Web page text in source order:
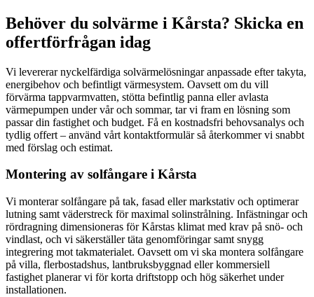
Behöver du solvärme i Kårsta? Skicka en
offertförfrågan idag
Vi levererar nyckelfärdiga solvärmelösningar anpassade efter takyta,
energibehov och befintligt värmesystem. Oavsett om du vill
förvärma tappvarmvatten, stötta befintlig panna eller avlasta
värmepumpen under vår och sommar, tar vi fram en lösning som
passar din fastighet och budget. Få en kostnadsfri behovsanalys och
tydlig offert – använd vårt kontaktformulär så återkommer vi snabbt
med förslag och estimat.
Montering av solfångare i Kårsta
Vi monterar solfångare på tak, fasad eller markstativ och optimerar
lutning samt väderstreck för maximal solinstrålning. Infästningar och
rördragning dimensioneras för Kårstas klimat med krav på snö- och
vindlast, och vi säkerställer täta genomföringar samt snygg
integrering mot takmaterialet. Oavsett om vi ska montera solfångare
på villa, flerbostadshus, lantbruksbyggnad eller kommersiell
fastighet planerar vi för korta driftstopp och hög säkerhet under
installationen.